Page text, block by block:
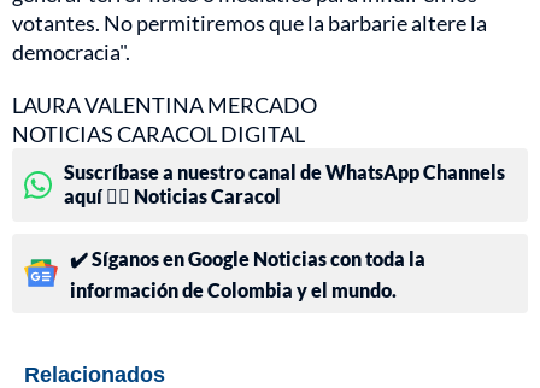
votantes. No permitiremos que la barbarie altere la
democracia".
LAURA VALENTINA MERCADO
NOTICIAS CARACOL DIGITAL
Suscríbase a nuestro canal de WhatsApp Channels
aquí 👉🏻 Noticias Caracol
✔️ Síganos en Google Noticias con toda la
información de Colombia y el mundo.
Relacionados